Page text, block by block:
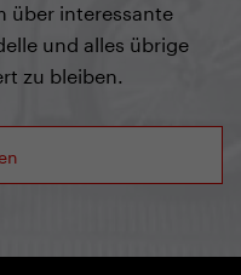
über interessante
und alles übrige
zu bleiben.